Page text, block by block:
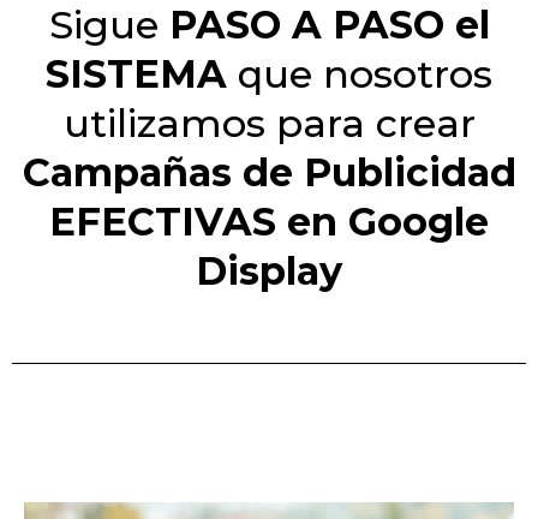
Sigue PASO A PASO el
SISTEMA que nosotros
utilizamos para crear
Campañas de Publicidad
EFECTIVAS en Google
Display